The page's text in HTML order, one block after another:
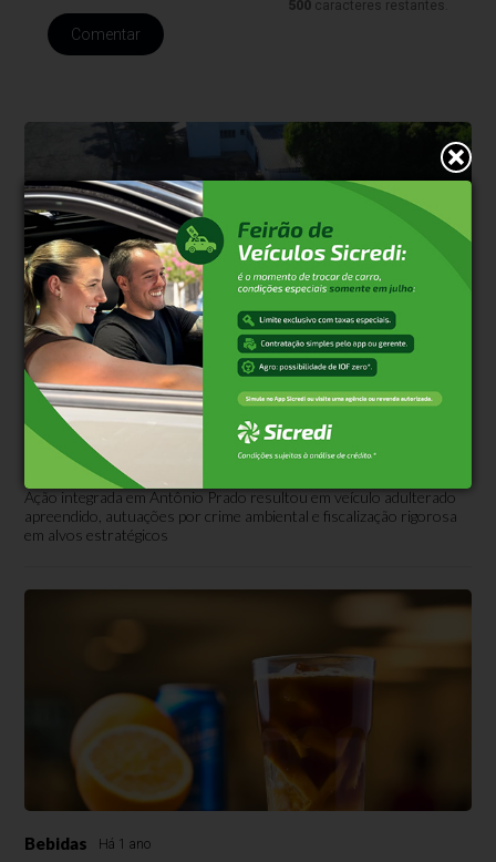
500 caracteres restantes.
Comentar
Segurança Pública Há 3 meses
Forças de segurança apreendem 10
toneladas de carcaças em Operação
Desmanche
Ação integrada em Antônio Prado resultou em veículo adulterado
apreendido, autuações por crime ambiental e fiscalização rigorosa
em alvos estratégicos
Bebidas Há 1 ano